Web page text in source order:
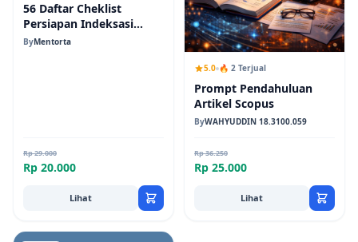
56 Daftar Cheklist
Persiapan Indeksasi
DOAJ Jurnal
ByMentorta
Rp 29.000
Rp 20.000
Lihat
5.0 🔥 2 Terjual
Prompt Pendahuluan
Artikel Scopus
ByWAHYUDDIN 18.3100.059
Rp 36.250
Rp 25.000
Lihat